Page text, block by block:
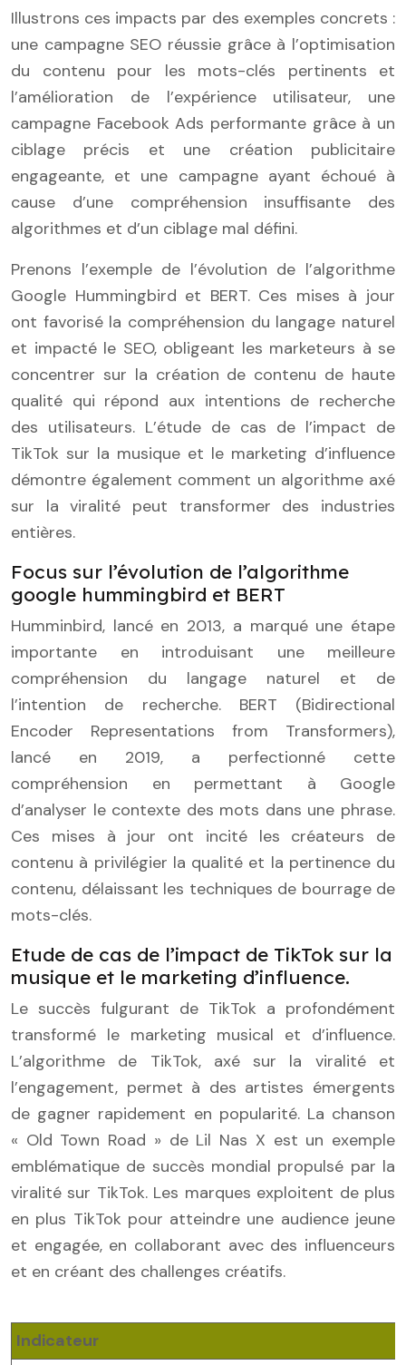
Illustrons ces impacts par des exemples concrets :
une campagne SEO réussie grâce à l’optimisation
du contenu pour les mots-clés pertinents et
l’amélioration de l’expérience utilisateur, une
campagne Facebook Ads performante grâce à un
ciblage précis et une création publicitaire
engageante, et une campagne ayant échoué à
cause d’une compréhension insuffisante des
algorithmes et d’un ciblage mal défini.
Prenons l’exemple de l’évolution de l’algorithme
Google Hummingbird et BERT. Ces mises à jour
ont favorisé la compréhension du langage naturel
et impacté le SEO, obligeant les marketeurs à se
concentrer sur la création de contenu de haute
qualité qui répond aux intentions de recherche
des utilisateurs. L’étude de cas de l’impact de
TikTok sur la musique et le marketing d’influence
démontre également comment un algorithme axé
sur la viralité peut transformer des industries
entières.
Focus sur l’évolution de l’algorithme
google hummingbird et BERT
Humminbird, lancé en 2013, a marqué une étape
importante en introduisant une meilleure
compréhension du langage naturel et de
l’intention de recherche. BERT (Bidirectional
Encoder Representations from Transformers),
lancé en 2019, a perfectionné cette
compréhension en permettant à Google
d’analyser le contexte des mots dans une phrase.
Ces mises à jour ont incité les créateurs de
contenu à privilégier la qualité et la pertinence du
contenu, délaissant les techniques de bourrage de
mots-clés.
Etude de cas de l’impact de TikTok sur la
musique et le marketing d’influence.
Le succès fulgurant de TikTok a profondément
transformé le marketing musical et d’influence.
L’algorithme de TikTok, axé sur la viralité et
l’engagement, permet à des artistes émergents
de gagner rapidement en popularité. La chanson
« Old Town Road » de Lil Nas X est un exemple
emblématique de succès mondial propulsé par la
viralité sur TikTok. Les marques exploitent de plus
en plus TikTok pour atteindre une audience jeune
et engagée, en collaborant avec des influenceurs
et en créant des challenges créatifs.
Indicateur